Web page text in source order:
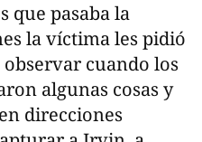
que pasaba la
la víctima les pidió
cuando los
algunas cosas y
direcciones